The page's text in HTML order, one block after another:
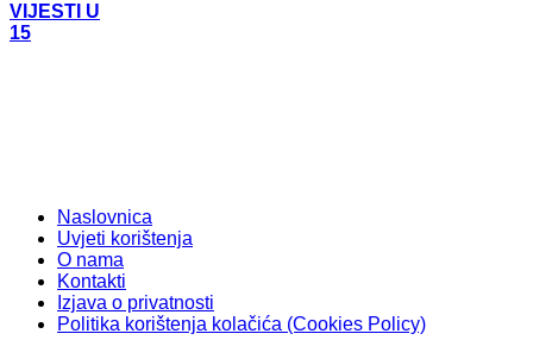
VIJESTI U
15
Naslovnica
Uvjeti korištenja
O nama
Kontakti
Izjava o privatnosti
Politika korištenja kolačića (Cookies Policy)